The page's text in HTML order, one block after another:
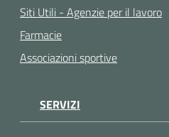
Siti Utili - Agenzie per il lavoro
Farmacie
Associazioni sportive
SERVIZI